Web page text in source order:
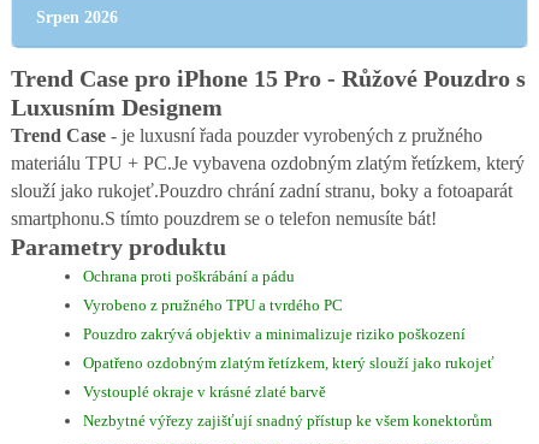
Srpen 2026
Trend Case pro iPhone 15 Pro - Růžové Pouzdro s
Luxusním Designem
Trend Case- je luxusní řada pouzder vyrobených z pružného
materiálu TPU + PC.Je vybavena ozdobným zlatým řetízkem, který
slouží jako rukojeť.Pouzdro chrání zadní stranu, boky a fotoaparát
smartphonu.S tímto pouzdrem se o telefon nemusíte bát!
Parametry produktu
Ochrana proti poškrábání a pádu
Vyrobeno z pružného TPU a tvrdého PC
Pouzdro zakrývá objektiv a minimalizuje riziko poškození
Opatřeno ozdobným zlatým řetízkem, který slouží jako rukojeť
Vystouplé okraje v krásné zlaté barvě
Nezbytné výřezy zajišťují snadný přístup ke všem konektorům